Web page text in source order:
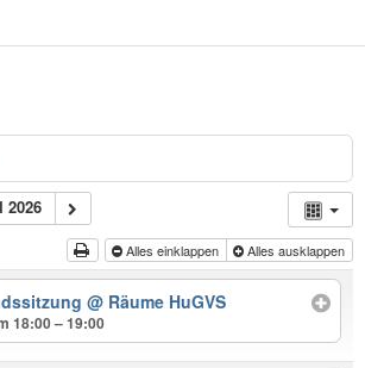
2026
Alles einklappen Alles ausklappen
@ Räume HuGVS
18:00 – 19:00